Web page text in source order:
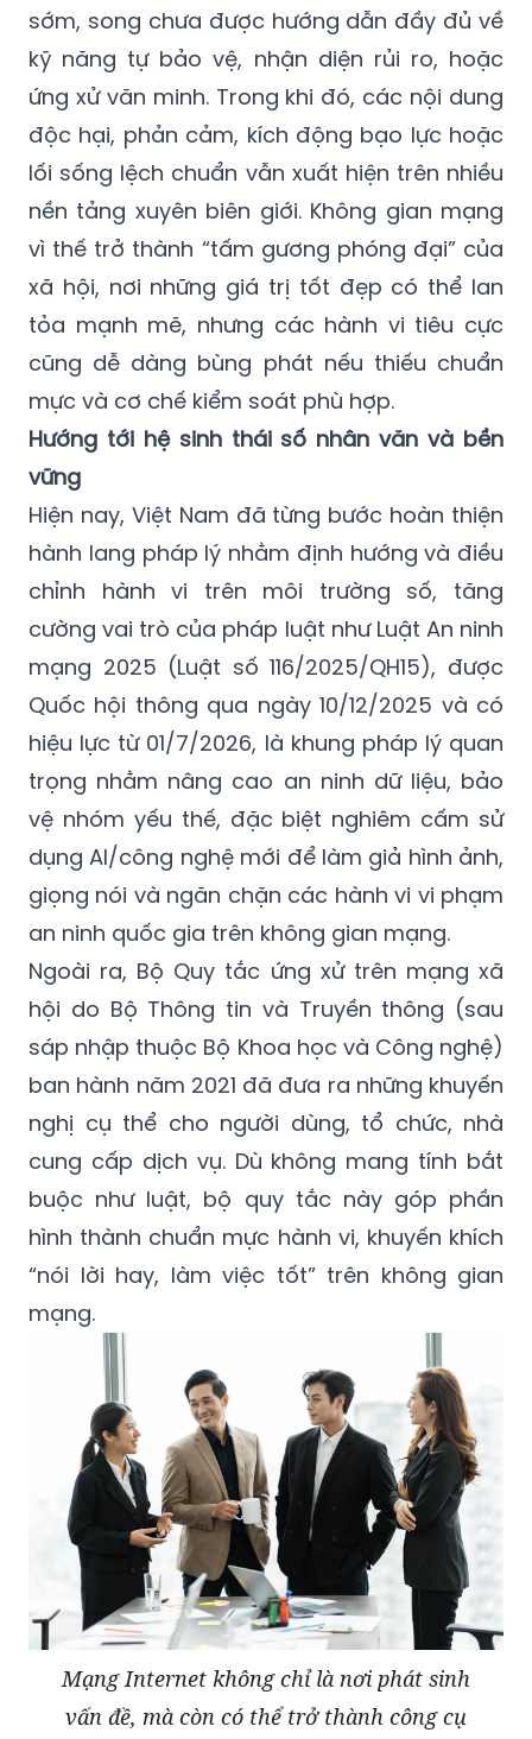
sớm, song chưa được hướng dẫn đầy đủ về
kỹ năng tự bảo vệ, nhận diện rủi ro, hoặc
ứng xử văn minh. Trong khi đó, các nội dung
độc hại, phản cảm, kích động bạo lực hoặc
lối sống lệch chuẩn vẫn xuất hiện trên nhiều
nền tảng xuyên biên giới. Không gian mạng
vì thế trở thành “tấm gương phóng đại” của
xã hội, nơi những giá trị tốt đẹp có thể lan
tỏa mạnh mẽ, nhưng các hành vi tiêu cực
cũng dễ dàng bùng phát nếu thiếu chuẩn
mực và cơ chế kiểm soát phù hợp.
Hướng tới hệ sinh thái số nhân văn và bền
vững
Hiện nay, Việt Nam đã từng bước hoàn thiện
hành lang pháp lý nhằm định hướng và điều
chỉnh hành vi trên môi trường số, tăng
cường vai trò của pháp luật như Luật An ninh
mạng 2025 (Luật số 116/2025/QH15), được
Quốc hội thông qua ngày 10/12/2025 và có
hiệu lực từ 01/7/2026, là khung pháp lý quan
trọng nhằm nâng cao an ninh dữ liệu, bảo
vệ nhóm yếu thế, đặc biệt nghiêm cấm sử
dụng AI/công nghệ mới để làm giả hình ảnh,
giọng nói và ngăn chặn các hành vi vi phạm
an ninh quốc gia trên không gian mạng.
Ngoài ra, Bộ Quy tắc ứng xử trên mạng xã
hội do Bộ Thông tin và Truyền thông (sau
sáp nhập thuộc Bộ Khoa học và Công nghệ)
ban hành năm 2021 đã đưa ra những khuyến
nghị cụ thể cho người dùng, tổ chức, nhà
cung cấp dịch vụ. Dù không mang tính bắt
buộc như luật, bộ quy tắc này góp phần
hình thành chuẩn mực hành vi, khuyến khích
“nói lời hay, làm việc tốt” trên không gian
mạng.
Mạng Internet không chỉ là nơi phát sinh
vấn đề, mà còn có thể trở thành công cụ